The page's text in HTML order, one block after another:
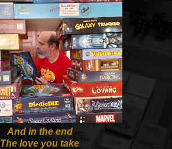
And in the end
The love you take